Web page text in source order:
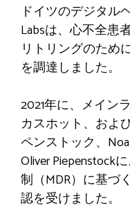
ドイツのデジタル
Labsは、心不全患
リトリングのため
を調達しました。
2021年に、メイン
カスホット、およ
ペンストック、
Oliver Piepenstock
制（MDR）に基づ
認を受けました。